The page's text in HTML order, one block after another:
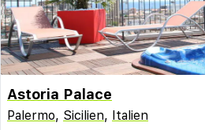
Astoria Palace
Palermo, Sicilien, Italien